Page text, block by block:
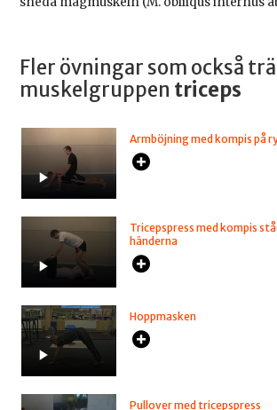
Fler övningar som också
muskelgruppen triceps
Armböjning med kompis på
Tricepspress med kompis
händerna
Hoppmasken
Pullover med tricepspress